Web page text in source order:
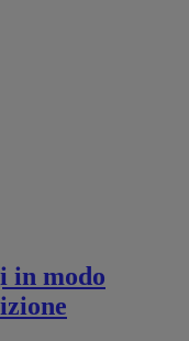
in modo